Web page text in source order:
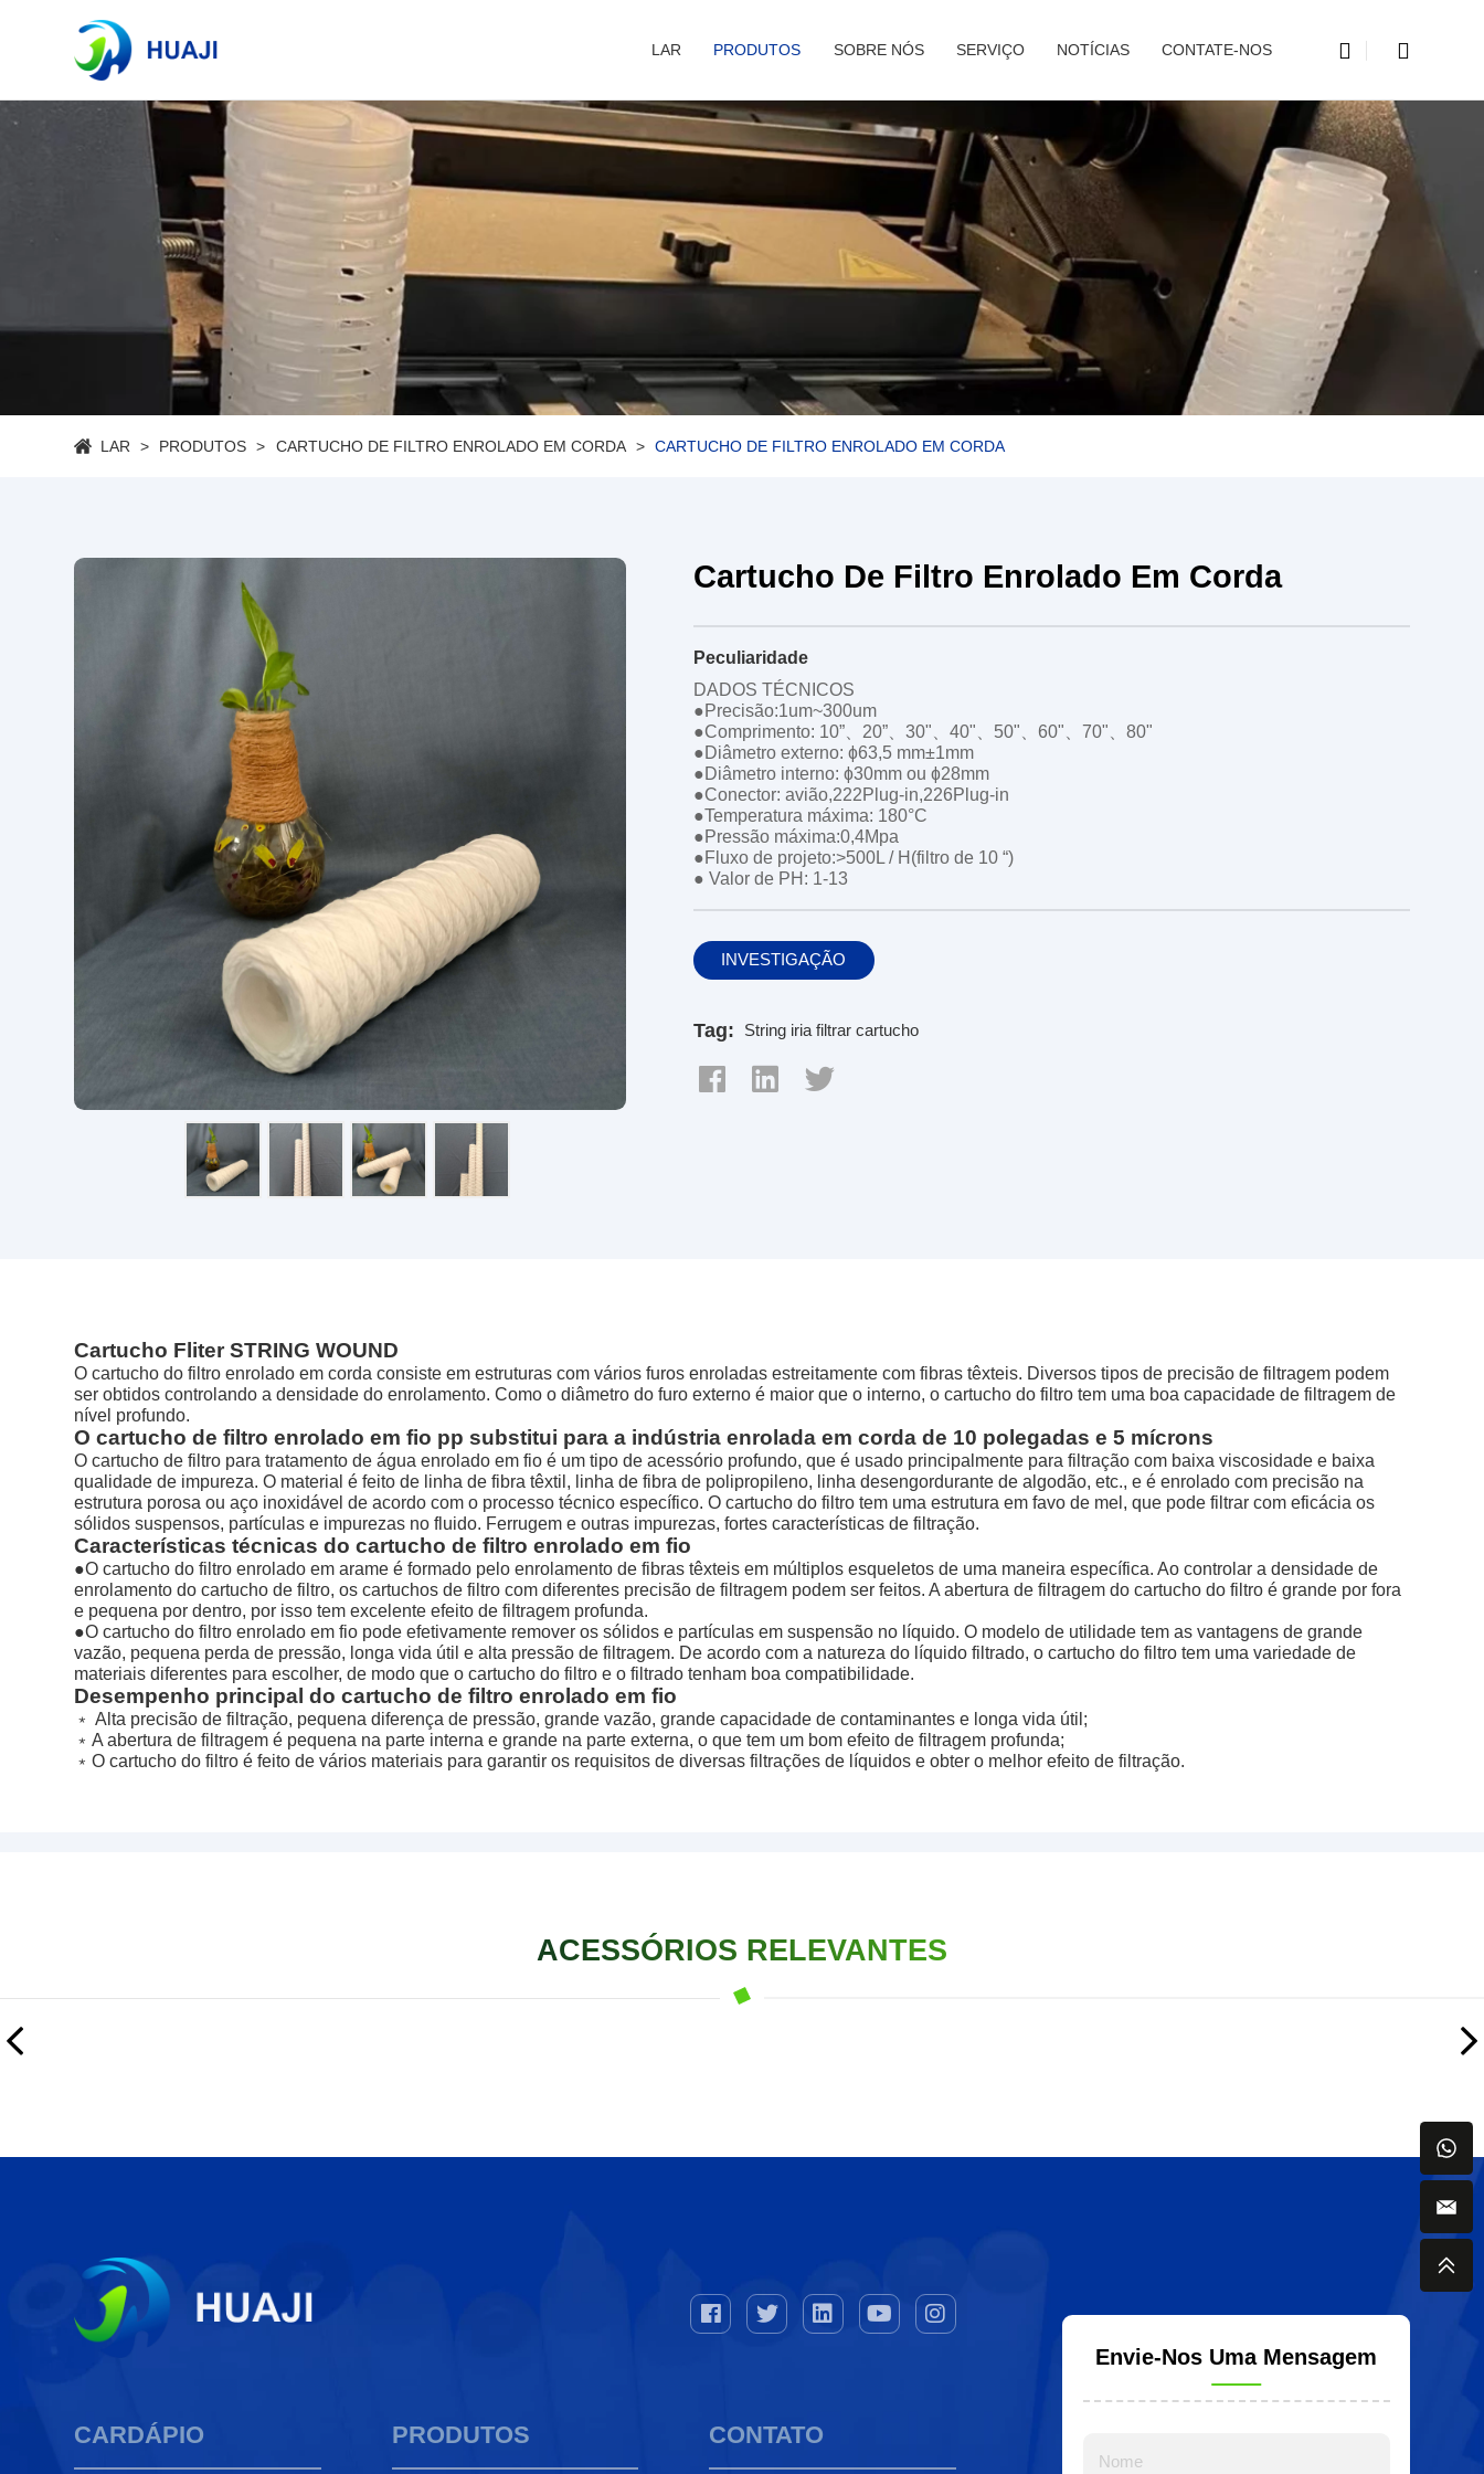
LAR PRODUTOS SOBRE NÓS SERVIÇO NOTÍCIAS CONTATE-NOS
LAR PRODUTOS CARTUCHO DE FILTRO ENROLADO EM CORDA CARTUCHO DE FILTRO ENROLADO EM CORDA
Cartucho De Filtro Enrolado Em Corda
Peculiaridade
DADOS TÉCNICOS
●Precisão:1um~300um
●Comprimento: 10”、20”、30"、40"、50"、60"、70"、80"
●Diâmetro externo: ɸ63,5 mm±1mm
●Diâmetro interno: ɸ30mm ou ɸ28mm
●Conector: avião,222Plug-in,226Plug-in
●Temperatura máxima: 180°C
●Pressão máxima:0,4Mpa
●Fluxo de projeto:>500L / H(filtro de 10 “)
● Valor de PH: 1-13
INVESTIGAÇÃO
Tag: String iria filtrar cartucho
Cartucho Fliter STRING WOUND
O cartucho do filtro enrolado em corda consiste em estruturas com vários furos enroladas estreitamente com fibras têxteis. Diversos tipos de precisão de filtragem podem
ser obtidos controlando a densidade do enrolamento. Como o diâmetro do furo externo é maior que o interno, o cartucho do filtro tem uma boa capacidade de filtragem de
nível profundo.
O cartucho de filtro enrolado em fio pp substitui para a indústria enrolada em corda de 10 polegadas e 5 mícrons
O cartucho de filtro para tratamento de água enrolado em fio é um tipo de acessório profundo, que é usado principalmente para filtração com baixa viscosidade e baixa
qualidade de impureza. O material é feito de linha de fibra têxtil, linha de fibra de polipropileno, linha desengordurante de algodão, etc., e é enrolado com precisão na
estrutura porosa ou aço inoxidável de acordo com o processo técnico específico. O cartucho do filtro tem uma estrutura em favo de mel, que pode filtrar com eficácia os
sólidos suspensos, partículas e impurezas no fluido. Ferrugem e outras impurezas, fortes características de filtração.
Características técnicas do cartucho de filtro enrolado em fio
●O cartucho do filtro enrolado em arame é formado pelo enrolamento de fibras têxteis em múltiplos esqueletos de uma maneira específica. Ao controlar a densidade de
enrolamento do cartucho de filtro, os cartuchos de filtro com diferentes precisão de filtragem podem ser feitos. A abertura de filtragem do cartucho do filtro é grande por fora
e pequena por dentro, por isso tem excelente efeito de filtragem profunda.
●O cartucho do filtro enrolado em fio pode efetivamente remover os sólidos e partículas em suspensão no líquido. O modelo de utilidade tem as vantagens de grande
vazão, pequena perda de pressão, longa vida útil e alta pressão de filtragem. De acordo com a natureza do líquido filtrado, o cartucho do filtro tem uma variedade de
materiais diferentes para escolher, de modo que o cartucho do filtro e o filtrado tenham boa compatibilidade.
Desempenho principal do cartucho de filtro enrolado em fio
﹡ Alta precisão de filtração, pequena diferença de pressão, grande vazão, grande capacidade de contaminantes e longa vida útil;
﹡A abertura de filtragem é pequena na parte interna e grande na parte externa, o que tem um bom efeito de filtragem profunda;
﹡O cartucho do filtro é feito de vários materiais para garantir os requisitos de diversas filtrações de líquidos e obter o melhor efeito de filtração.
ACESSÓRIOS RELEVANTES
CARDÁPIO PRODUTOS CONTATO
Envie-Nos Uma Mensagem